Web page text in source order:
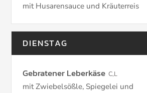
mit Husarensauce und Kräuterreis
DIENSTAG
Gebratener Leberkäse C,L
mit Zwiebelsößle, Spiegelei und